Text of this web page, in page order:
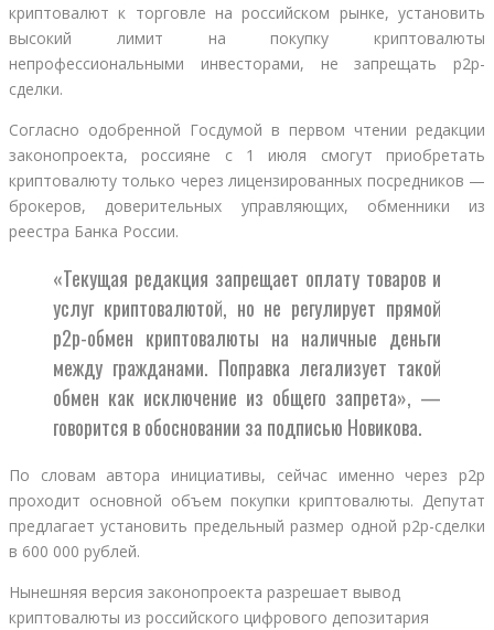
криптовалют к торговле на российском рынке, установить
высокий лимит на покупку криптовалюты
непрофессиональными инвесторами, не запрещать p2p-
сделки.
Согласно одобренной Госдумой в первом чтении редакции
законопроекта, россияне с 1 июля смогут приобретать
криптовалюту только через лицензированных посредников —
брокеров, доверительных управляющих, обменники из
реестра Банка России.
«Текущая редакция запрещает оплату товаров и
услуг криптовалютой, но не регулирует прямой
p2p-обмен криптовалюты на наличные деньги
между гражданами. Поправка легализует такой
обмен как исключение из общего запрета», —
говорится в обосновании за подписью Новикова.
По словам автора инициативы, сейчас именно через p2p
проходит основной объем покупки криптовалюты. Депутат
предлагает установить предельный размер одной p2p-сделки
в 600 000 рублей.
Нынешняя версия законопроекта разрешает вывод
криптовалюты из российского цифрового депозитария